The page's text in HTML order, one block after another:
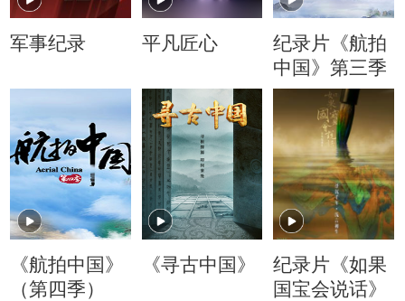
军事纪录 平凡匠心
纪录片《航拍
中国》第三季
《航拍中国》
（第四季）
《寻古中国》
纪录片《如果
国宝会说话》